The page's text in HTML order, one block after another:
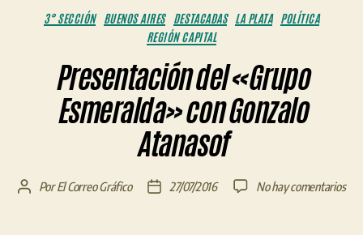
Categorías
3° SECCIÓN BUENOS AIRES DESTACADAS LA PLATA POLÍTICA
REGIÓN CAPITAL
Presentación del «Grupo
Esmeralda» con Gonzalo
Atanasof
AutorPorEl Correo Gráfico
Fecha27/07/2016 No hay comentariosen